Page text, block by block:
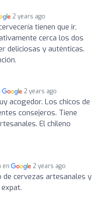
2 years ago
tienen que ir,
cerca los dos
deliciosas y auténticas.
2 years ago
acogedor. Los chicos de
consejeros. Tiene
El chileno
en 2 years ago
de cervezas artesanales y